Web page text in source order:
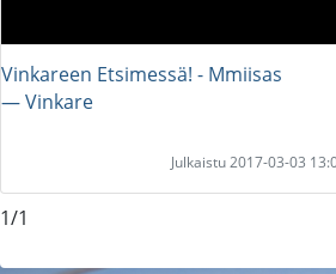
Vinkareen Etsimessä! - Mmiisas
― Vinkare
Julkaistu 2017-03-03
1/1